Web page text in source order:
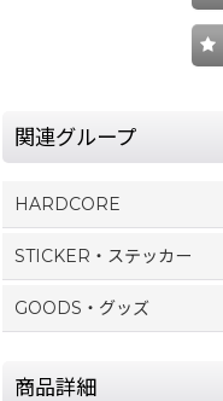
関連グループ
HARDCORE
STICKER・ステッカー
GOODS・グッズ
商品詳細